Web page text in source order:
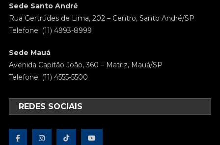
Sede Santo André
Rua Gertrúdes de Lima, 202 – Centro, Santo André/SP
Telefone: (11) 4993-8999
Sede Mauá
Avenida Capitão João, 360 – Matriz, Mauá/SP
Telefone: (11) 4555-5500
REDES SOCIAIS